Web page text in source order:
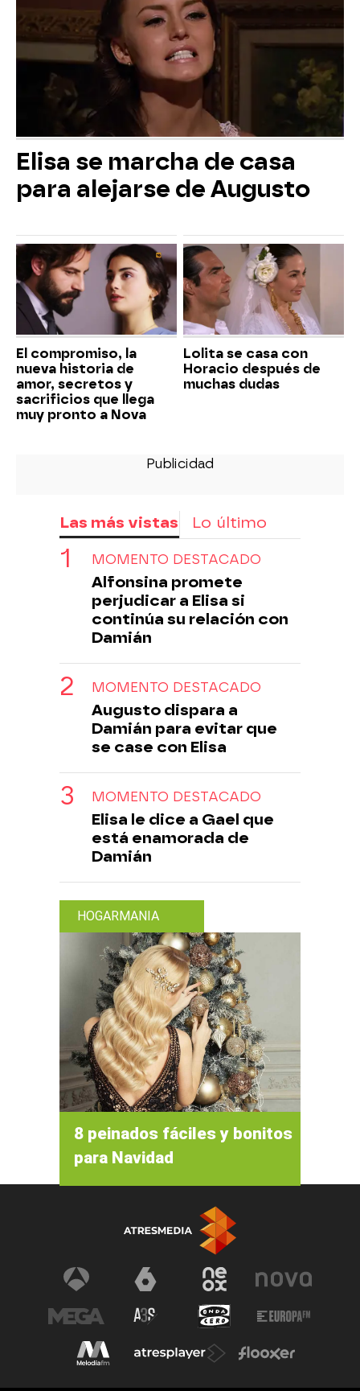
Elisa se marcha de casa
para alejarse de Augusto
El compromiso, la
nueva historia de
amor, secretos y
sacrificios que llega
muy pronto a Nova
Lolita se casa con
Horacio después de
muchas dudas
Las más vistas Lo último
MOMENTO DESTACADO
Alfonsina promete
perjudicar a Elisa si
continúa su relación con
Damián
MOMENTO DESTACADO
Augusto dispara a
Damián para evitar que
se case con Elisa
MOMENTO DESTACADO
Elisa le dice a Gael que
está enamorada de
Damián
HOGARMANIA
8 peinados fáciles y bonitos
para Navidad